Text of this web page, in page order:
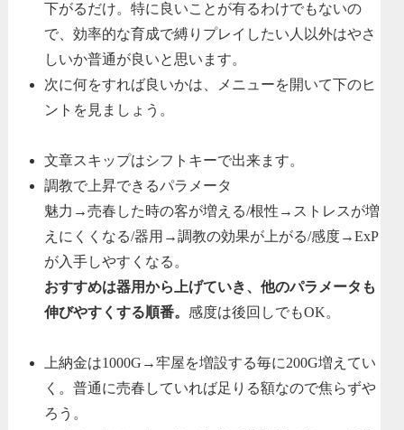
下がるだけ。特に良いことが有るわけでもないの
で、効率的な育成で縛りプレイしたい人以外はやさ
しいか普通が良いと思います。
次に何をすれば良いかは、メニューを開いて下のヒ
ントを見ましょう。
文章スキップはシフトキーで出来ます。
調教で上昇できるパラメータ
魅力→売春した時の客が増える/根性→ストレスが増
えにくくなる/器用→調教の効果が上がる/感度→ExP
が入手しやすくなる。
おすすめは器用から上げていき、他のパラメータも
伸びやすくする順番。 感度は後回しでもOK。
上納金は1000G→牢屋を増設する毎に200G増えてい
く。普通に売春していれば足りる額なので焦らずや
ろう。